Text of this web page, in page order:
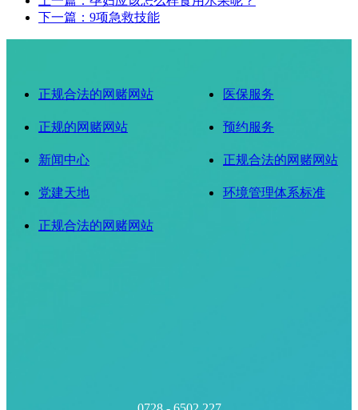
下一篇：9项急救技能
正规合法的网赌网站
正规的网赌网站
新闻中心
党建天地
正规合法的网赌网站
医保服务
预约服务
正规合法的网赌网站
环境管理体系标准